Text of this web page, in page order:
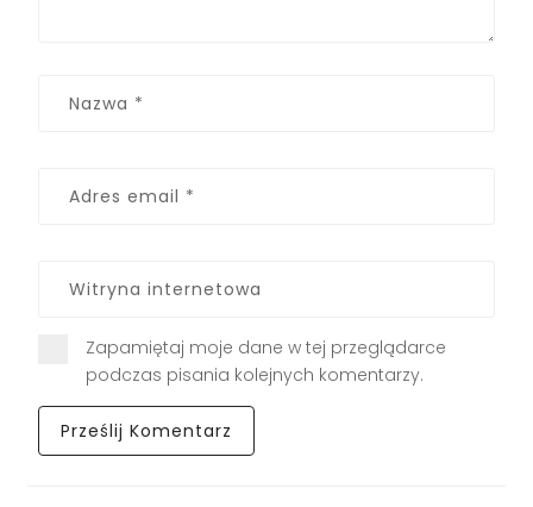
Zapamiętaj moje dane w tej przeglądarce
podczas pisania kolejnych komentarzy.